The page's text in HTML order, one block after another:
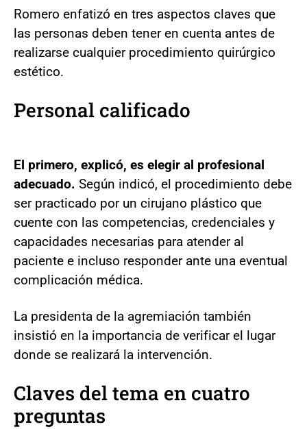
Romero enfatizó en tres aspectos claves que
las personas deben tener en cuenta antes de
realizarse cualquier procedimiento quirúrgico
estético.
Personal calificado
El primero, explicó, es elegir al profesional
adecuado. Según indicó, el procedimiento debe
ser practicado por un cirujano plástico que
cuente con las competencias, credenciales y
capacidades necesarias para atender al
paciente e incluso responder ante una eventual
complicación médica.
La presidenta de la agremiación también
insistió en la importancia de verificar el lugar
donde se realizará la intervención.
Claves del tema en cuatro
preguntas